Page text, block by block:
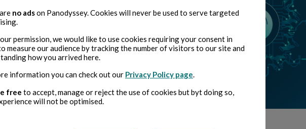
no adson Panodyssey. Cookies will never be used to serve targeted
permission, we would like to use cookies requiring your consent in
measure our audience by tracking the number of visitors to our site and
how you arrived here.
information you can check out our Privacy Policy page.
free to accept, manage or reject the use of cookies but byt doing so,
will not be optimised.